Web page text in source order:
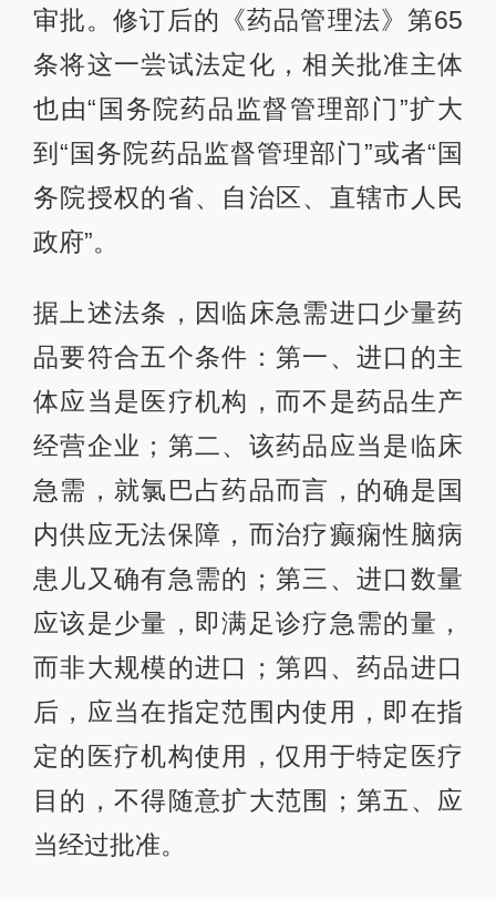
审批。修订后的《药品管理法》第65
条将这一尝试法定化，相关批准主体
也由“国务院药品监督管理部门”扩大
到“国务院药品监督管理部门”或者“国
务院授权的省、自治区、直辖市人民
政府”。
据上述法条，因临床急需进口少量药
品要符合五个条件：第一、进口的主
体应当是医疗机构，而不是药品生产
经营企业；第二、该药品应当是临床
急需，就氯巴占药品而言，的确是国
内供应无法保障，而治疗癫痫性脑病
患儿又确有急需的；第三、进口数量
应该是少量，即满足诊疗急需的量，
而非大规模的进口；第四、药品进口
后，应当在指定范围内使用，即在指
定的医疗机构使用，仅用于特定医疗
目的，不得随意扩大范围；第五、应
当经过批准。